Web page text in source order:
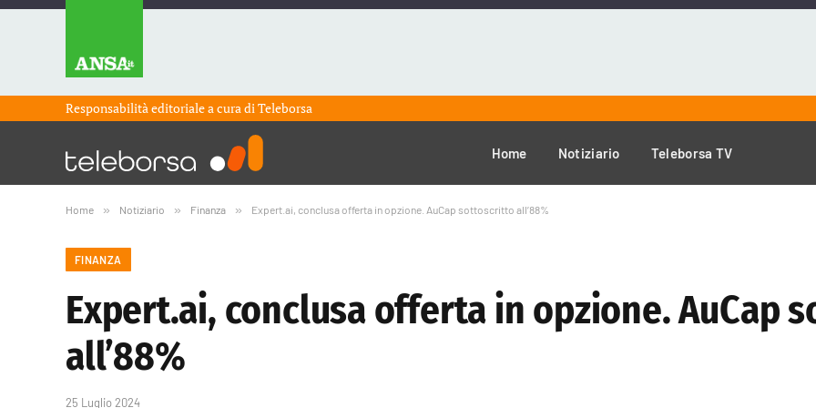
Responsabilità editoriale a cura diTeleborsa
Home Notiziario Teleborsa TV
Home » Notiziario » Finanza » Expert.ai, conclusa offerta in opzione. AuCap sottoscritto all’88%
FINANZA
Expert.ai, conclusa offerta in opzione. AuCap
all’88%
25 Luglio 2024